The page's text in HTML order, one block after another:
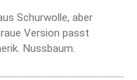
Schurwolle, aber
Version passt
Nussbaum.